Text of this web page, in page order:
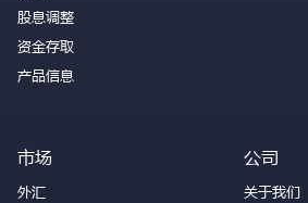
股息调整
资金存取
产品信息
市场
外汇
公司
关于我们